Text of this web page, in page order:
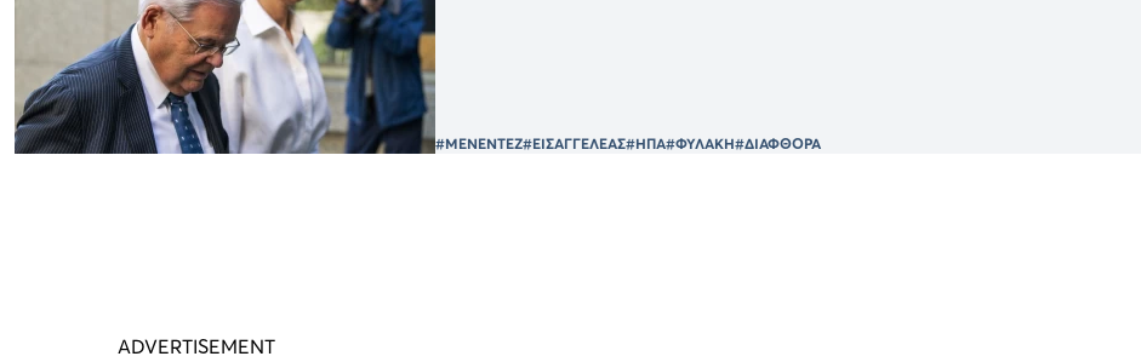
#ΜΕΝΕΝΤΕΖ#ΕΙΣΑΓΓΕΛΕΑΣ#ΗΠΑ#ΦΥΛΑΚΗ#ΔΙΑΦΘΟΡΑ